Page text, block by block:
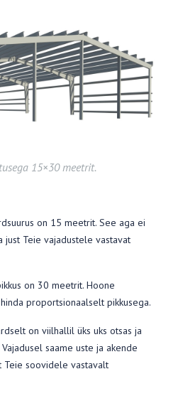
15×30 meetrit.
on 15 meetrit. See aga ei
just Teie vajadustele vastavat
on 30 meetrit. Hoone
proportsionaalselt pikkusega.
on viilhallil üks uks otsas ja
saame uste ja akende
Teie soovidele vastavalt